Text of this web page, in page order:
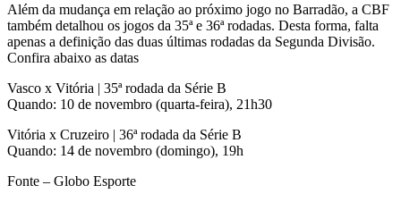
Além da mudança em relação ao próximo jogo no Barradão, a CBF
também detalhou os jogos da 35ª e 36ª rodadas. Desta forma, falta
apenas a definição das duas últimas rodadas da Segunda Divisão.
Confira abaixo as datas
Vasco x Vitória | 35ª rodada da Série B
Quando: 10 de novembro (quarta-feira), 21h30
Vitória x Cruzeiro | 36ª rodada da Série B
Quando: 14 de novembro (domingo), 19h
Fonte – Globo Esporte